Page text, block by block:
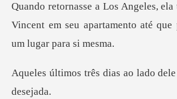
Vincent em seu apartamento até
as ao lado